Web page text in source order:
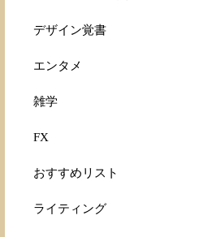
デザイン覚書
エンタメ
雑学
FX
おすすめリスト
ライティング